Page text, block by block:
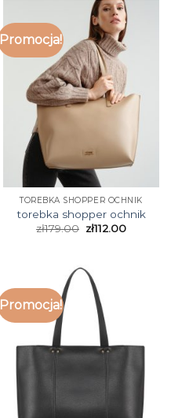
Promocja!
TOREBKA SHOPPER OCHNIK
torebka shopper ochnik
zł179.00 zł112.00
Promocja!